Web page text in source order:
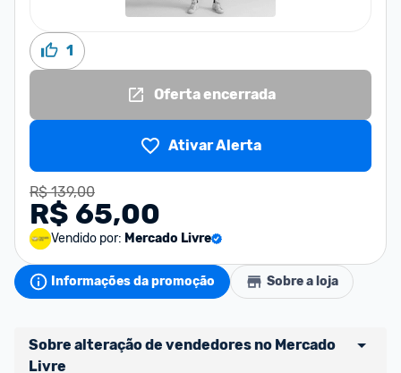
1
Oferta encerrada
Ativar Alerta
R$ 139,00
R$ 65,00
Vendido por: Mercado Livre
Informações da promoção Sobre a loja
Sobre alteração de vendedores no Mercado
Livre